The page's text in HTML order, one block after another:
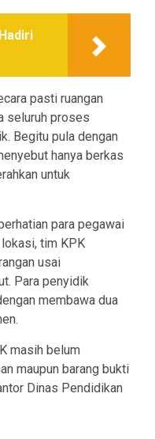
pasti ruangan
seluruh proses
Begitu pula dengan
hanya berkas
untuk
para pegawai
tim KPK
usai
Para penyidik
membawa dua
masih belum
maupun barang bukti
Dinas Pendidikan